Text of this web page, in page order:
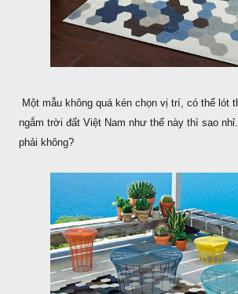
Một mẫu không quá kén chọn vị trí, có thể lót
ngắm trời đất Việt Nam như thế này thì sao
phải không?